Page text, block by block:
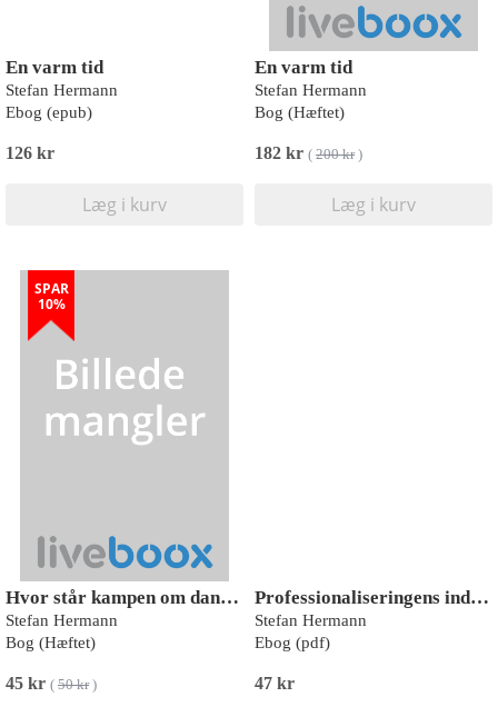
En varm tid
Stefan Hermann
Ebog (epub)
126 kr
Læg i kurv
En varm tid
Stefan Hermann
Bog (Hæftet)
182 kr ( 200 kr)
Læg i kurv
SPAR
10%
Hvor står kampen om dannelsen?
Stefan Hermann
Bog (Hæftet)
45 kr ( 50 kr)
Professionaliseringens indre barrierer
Stefan Hermann
Ebog (pdf)
47 kr